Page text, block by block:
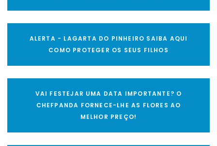
ALERTA - LAGARTA DO PINHEIRO SAIBA AQUI
COMO PROTEGER OS SEUS FILHOS
VAI FESTEJAR UMA DATA IMPORTANTE? O
CHEFPANDA FORNECE-LHE AS FLORES AO
MELHOR PREÇO!